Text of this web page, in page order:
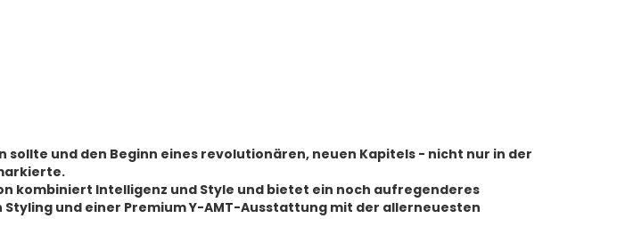
und den Beginn eines revolutionären, neuen Kapitels - nicht nur in der
kombiniert Intelligenz und Style und bietet ein noch aufregenderes
und einer Premium Y-AMT-Ausstattung mit der allerneuesten